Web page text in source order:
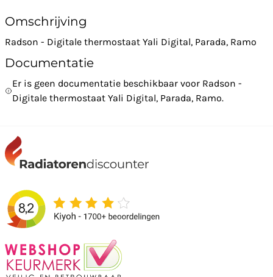
Omschrijving
Radson - Digitale thermostaat Yali Digital, Parada, Ramo
Documentatie
Er is geen documentatie beschikbaar voor Radson -
Digitale thermostaat Yali Digital, Parada, Ramo.